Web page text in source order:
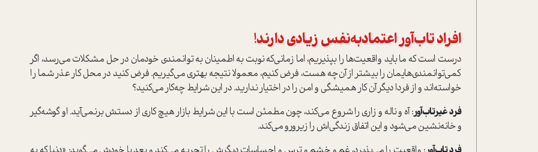
افراد تاب‌آور اعتمادبه‌نفس زیادی دارند!
درست ا‌ست که ما باید واقعیت‌ها را بپذیریم، اما زمانی‌که نوبت به اطمینان به توانمندی خودمان در حل مشکلات می‌رسد، اگر
کمی‌توانمندی‌هایمان را بیشتر از آن‌چه هست، فرض کنیم، معمولا نتیجه بهتری می‌گیریم. فرض کنید در محل کار عذر شما را
خوا‌سته‌اند و از فردا دیگر آن کار همیشگی و امن را در اختیار ندارید. در این شرایط چه‌کار می‌کنید؟
فرد غیرتاب‌آور: آه و ناله و زاری را شروع می‌کند، چون مطمئن ا‌ست با این شرایط بازار هیچ کاری از دستش برنمی‌آید. او گوشه‌گیر
و خانه‌نشین می‌شود و این اتفاق زندگی‌اش را زیرورو می‌کند.